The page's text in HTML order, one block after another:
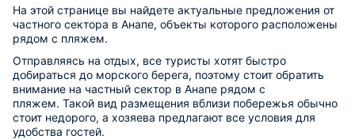
На этой странице вы найдете актуальные предложения от
частного сектора в Анапе, объекты которого расположены
рядом с пляжем.
Отправляясь на отдых, все туристы хотят быстро
добираться до морского берега, поэтому стоит обратить
внимание на частный сектор в Анапе рядом с
пляжем. Такой вид размещения вблизи побережья обычно
стоит недорого, а хозяева предлагают все условия для
удобства гостей.